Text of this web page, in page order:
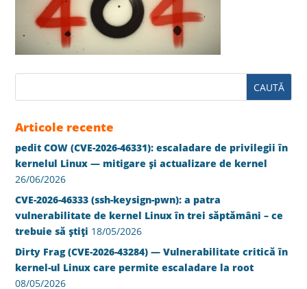
Articole recente
pedit COW (CVE-2026-46331): escaladare de privilegii în
kernelul Linux — mitigare și actualizare de kernel
26/06/2026
CVE-2026-46333 (ssh-keysign-pwn): a patra
vulnerabilitate de kernel Linux în trei săptămâni – ce
trebuie să știți 18/05/2026
Dirty Frag (CVE-2026-43284) — Vulnerabilitate critică în
kernel-ul Linux care permite escaladare la root
08/05/2026